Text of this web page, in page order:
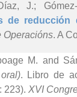
J.;
de reducción
Operacións. A
M. and
. Libro de
223). XVI